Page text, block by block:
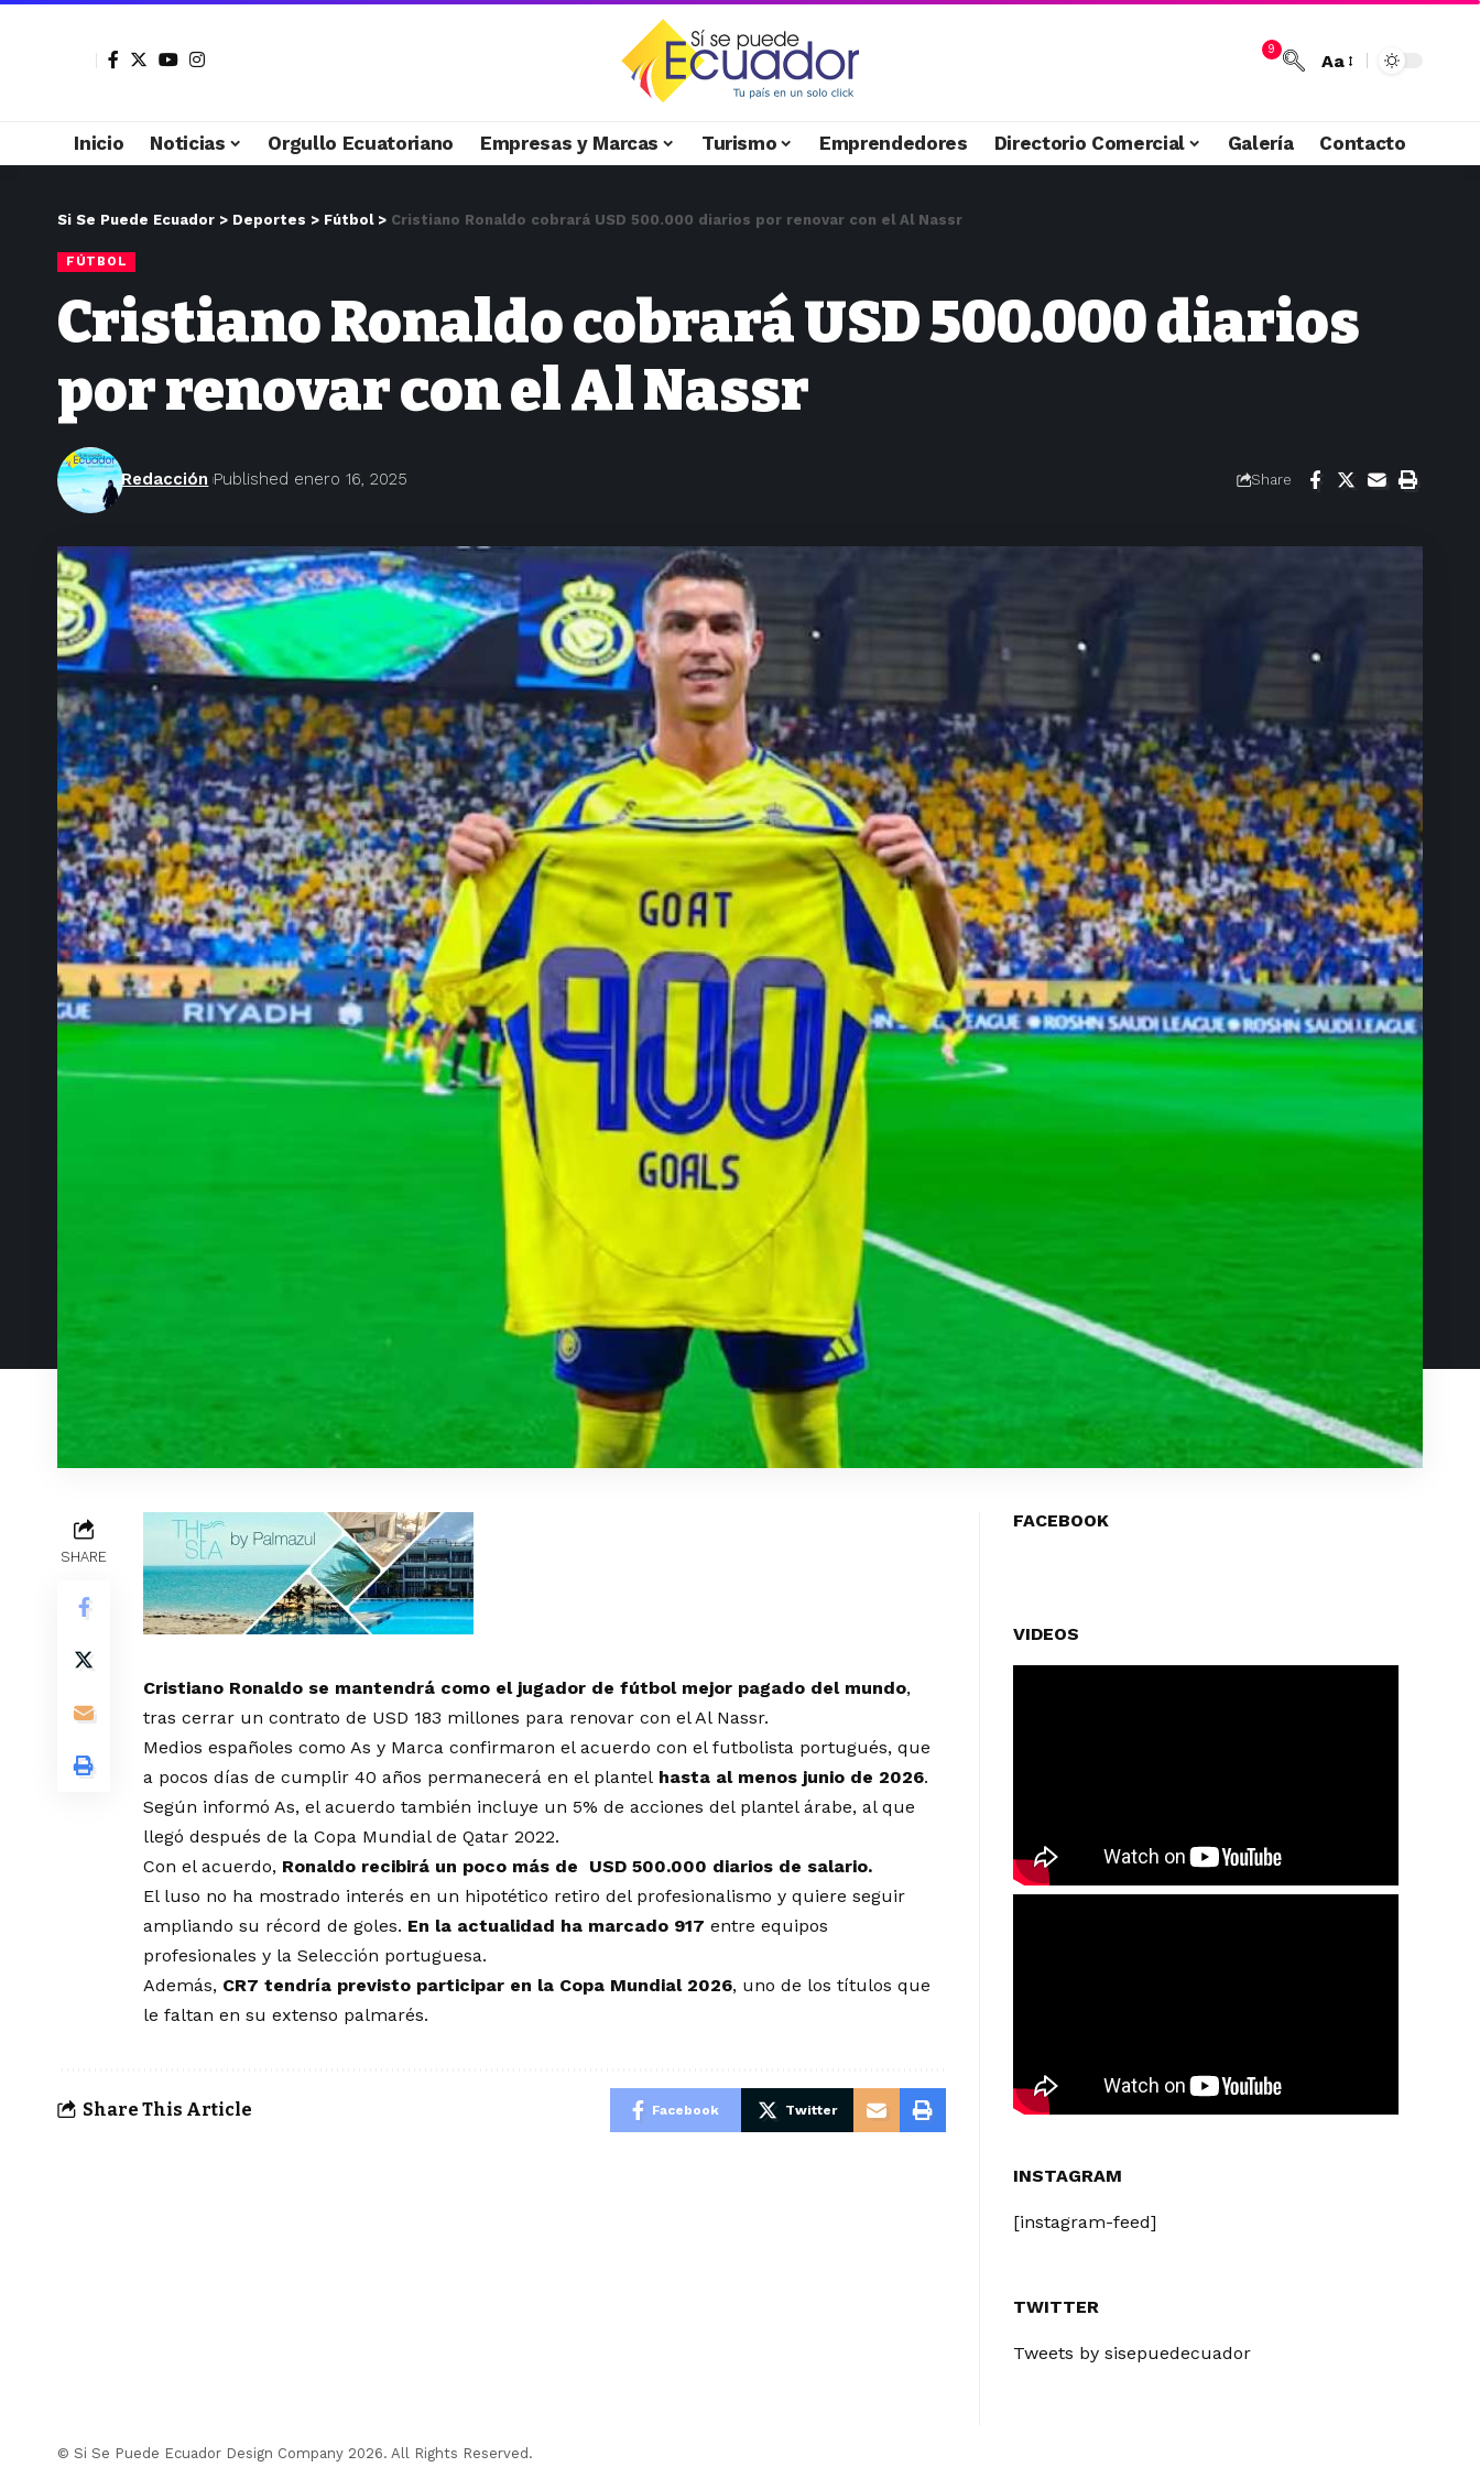
9
Aa
Inicio Noticias Orgullo Ecuatoriano Empresas y Marcas Turismo Emprendedores Directorio Comercial Galería Contacto
Si Se Puede Ecuador > Deportes > Fútbol> Cristiano Ronaldo cobrará USD 500.000 diarios por renovar con el Al Nassr
FÚTBOL
Cristiano Ronaldo cobrará USD 500.000 diarios
por renovar con el Al Nassr
Redacción Published enero 16, 2025 Share
SHARE
Cristiano Ronaldo se mantendrá como el jugador de fútbol mejor pagado del mundo,
tras cerrar un contrato de USD 183 millones para renovar con el Al Nassr.
Medios españoles como As y Marca confirmaron el acuerdo con el futbolista portugués, que
a pocos días de cumplir 40 años permanecerá en el plantel hasta al menos junio de 2026.
Según informó As, el acuerdo también incluye un 5% de acciones del plantel árabe, al que
llegó después de la Copa Mundial de Qatar 2022.
Con el acuerdo, Ronaldo recibirá un poco más de USD 500.000 diarios de salario.
El luso no ha mostrado interés en un hipotético retiro del profesionalismo y quiere seguir
ampliando su récord de goles. En la actualidad ha marcado 917 entre equipos
profesionales y la Selección portuguesa.
Además, CR7 tendría previsto participar en la Copa Mundial 2026, uno de los títulos que
le faltan en su extenso palmarés.
Share This Article Facebook Twitter
FACEBOOK
VIDEOS
INSTAGRAM
[instagram-feed]
TWITTER
Tweets by sisepuedecuador
© Si Se Puede Ecuador Design Company 2026. All Rights Reserved.